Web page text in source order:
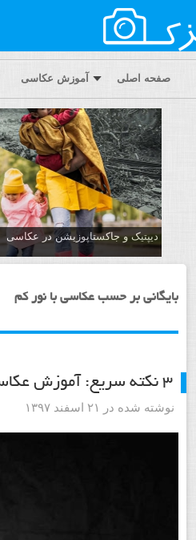
صفحه اصلی آموزش عکاسی
دیپتیک و جاکستا‌پوزیشن در عکاسی
بایگانی بر حسب عکاسی با نور کم
۳ نکته سریع: آموزش عکاسی پرتره احساسی کم نور با نور طبیعی
نوشته شده در ۲۱ اسفند ۱۳۹۷